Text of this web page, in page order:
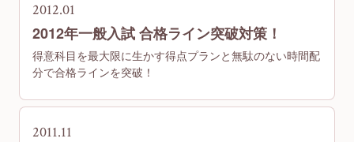
2012.01
2012年一般入試 合格ライン突破対策！
得意科目を最大限に生かす得点プランと無駄のない時間配
分で合格ラインを突破！
2011.11